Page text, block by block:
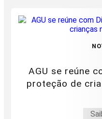
AGU se reúne
proteção de